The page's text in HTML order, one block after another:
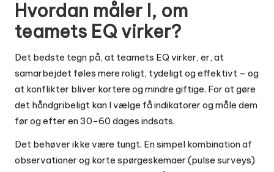
Hvordan måler I, om
teamets EQ virker?
Det bedste tegn på, at teamets EQ virker, er, at
samarbejdet føles mere roligt, tydeligt og effektivt – og
at konflikter bliver kortere og mindre giftige. For at gøre
det håndgribeligt kan I vælge få indikatorer og måle dem
før og efter en 30-60 dages indsats.
Det behøver ikke være tungt. En simpel kombination af
observationer og korte spørgeskemaer (pulse surveys)